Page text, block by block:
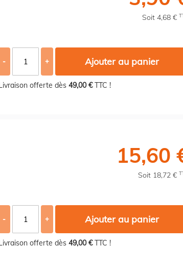
Soit 4,68 €
- + Ajouter au panier
offerte dès 49,00 €TTC !
15,60
Soit 18,72 €
- + Ajouter au panier
offerte dès 49,00 €TTC !